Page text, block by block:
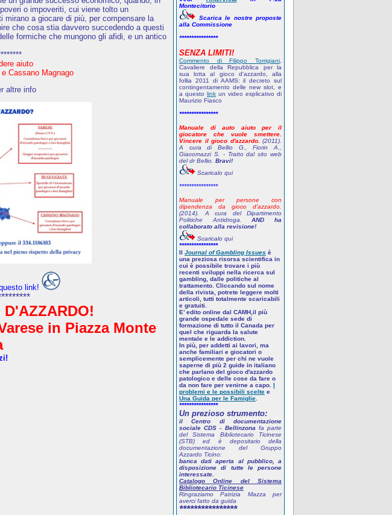
o impoveriti, cui viene tolto un
a giocare di più, per compensare la
che cosa stia davvero succedendo a questi
formiche che mungono gli afidi, e un antico
aiuto
Cassano Magnago
altre info
link!
in Piazza Monte
Montecitorio
Scarica le nostre proposte
alla Commissione
****************
SENZA LIMITI!
Commento di Filippo Torrigiani
Cavaliere della Repubblica per la
sua lotta al gioco d'azzardo, alla
follia 2011 di AAMS: il decreto sul
contingentamento delle new slot, e
a questo link un video esplicativo di
Maurizio Fiasco
****************
Manuale di auto aiuto per il
giocatore che vuole smettere.
Vincere il gioco d'azzardo. (2011).
A cura di Bellio G., Fiorin A.,
Giacomazzi S. - Tratto dal sito web
del dr Bellio. Bravi!
Scaricalo qui
****************
Manuale per persone con
dipendenza da gioco d'azzardo.
(2014). A cura del Dipartimento
Politiche Antidroga.AND ha
collaborato alla revisione!
Scaricalo qui
****************
Il Journal of Gambling Issues è
una preziosa risorsa scientifica in
cui è possibile trovare i più
recenti sviluppi nella ricerca sul
gambling, dalle politiche al
trattamento. Cliccando sul nome
della rivista, potrete leggere molti
articoli, tutti totalmente scaricabili
e gratuiti.
E’ edito online dal CAMH,il più
grande ospedale sede di
formazione di tutto il Canada per
quel che riguarda la salute
mentale e le addiction.
In più, per addetti ai lavori, ma
anche familiari e giocatori o
semplicemente per chi ne vuole
saperne di più 2 guide in italiano
che parlano del gioco d'azzardo
patologico e delle cose da fare o
da non fare per venirne a capo. I
problemi e le possibili scelte e
Una Guida per le Famiglie
****************
Un prezioso strumento:
il Centro di documentazione
sociale CDS - Bellinzona fa parte
del Sistema Bibliotecario Ticinese
(STB) ed è depositario della
documentazione del Gruppo
Azzardo Ticino:
banca dati aperta al pubblico, a
disposizione di tutte le persone
interessate.
Catalogo Online del Sistema
Bibliotecario Ticinese
Ringraziamo Patrizia Mazza per
averci fatto da guida
****************